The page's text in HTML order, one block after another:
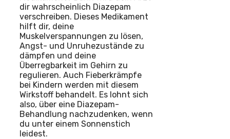
dir wahrscheinlich Diazepam
verschreiben. Dieses Medikament
hilft dir, deine
Muskelverspannungen zu lösen,
Angst- und Unruhezustände zu
dämpfen und deine
Überregbarkeit im Gehirn zu
regulieren. Auch Fieberkrämpfe
bei Kindern werden mit diesem
Wirkstoff behandelt. Es lohnt sich
also, über eine Diazepam-
Behandlung nachzudenken, wenn
du unter einem Sonnenstich
leidest.